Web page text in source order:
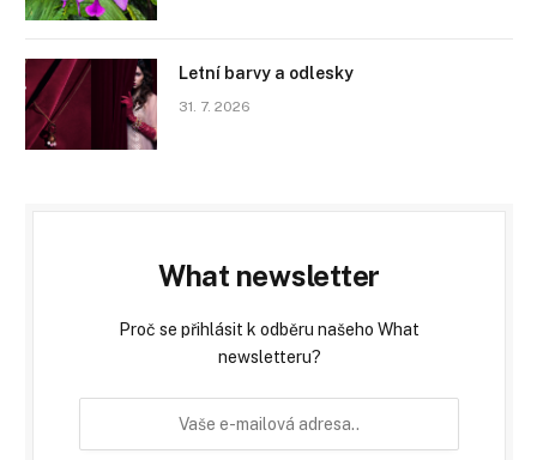
Letní barvy a odlesky
31. 7. 2026
What newsletter
Proč se přihlásit k odběru našeho What
newsletteru?